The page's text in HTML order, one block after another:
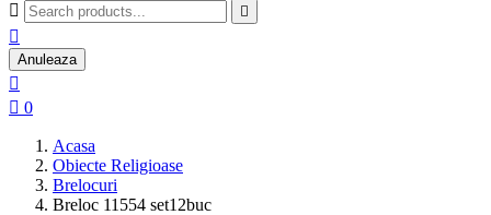
 

Anuleaza

 0
Acasa
Obiecte Religioase
Brelocuri
Breloc 11554 set12buc